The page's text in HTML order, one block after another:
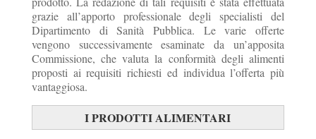
grazie all’apporto professionale degli specialisti del
Dipartimento di Sanità Pubblica. Le varie offerte
vengono successivamente esaminate da un’apposita
Commissione, che valuta la conformità degli alimenti
proposti ai requisiti richiesti ed individua l’offerta più
vantaggiosa.
I PRODOTTI ALIMENTARI